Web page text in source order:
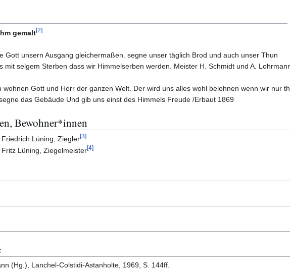
gemalt[2]:
Gott unsern Ausgang gleichermaßen. segne unser täglich Brod und auch unser Thun
mit selgem Sterben dass wir Himmelserben werden. Meister H. Schmidt und A.
wohnen Gott und Herr der ganzen Welt. Der wird uns alles wohl belohnen wenn wir nur
das Gebäude Und gib uns einst des Himmels Freude /Erbaut 1869
Bewohner*innen
Lüning, Ziegler[3]
Lüning, Ziegelmeister[4]
(Hg.), Lanchel-Colstidi-Astanholte, 1969, S. 144ff.